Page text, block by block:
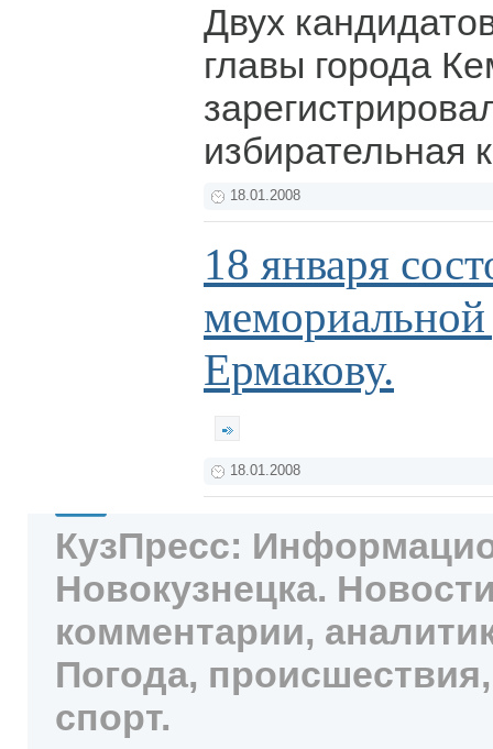
Двух
главы города
избирательная
18.01.2008
18 января
Ермакову.
18.01.2008
КузПресс:
Новокузнецка.
комментарии,
Погода,
спорт.